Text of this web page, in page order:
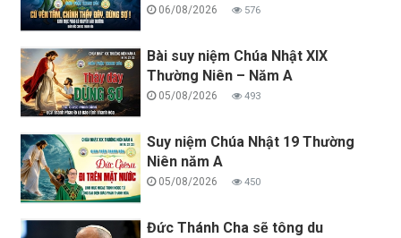
06/08/2026 576
Bài suy niệm Chúa Nhật XIX
Thường Niên – Năm A
05/08/2026 493
Suy niệm Chúa Nhật 19 Thường
Niên năm A
05/08/2026 450
Đức Thánh Cha sẽ tông du